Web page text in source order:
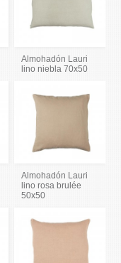
Almohadón Lauri
lino niebla 70x50
Almohadón Lauri
lino rosa brulée
50x50